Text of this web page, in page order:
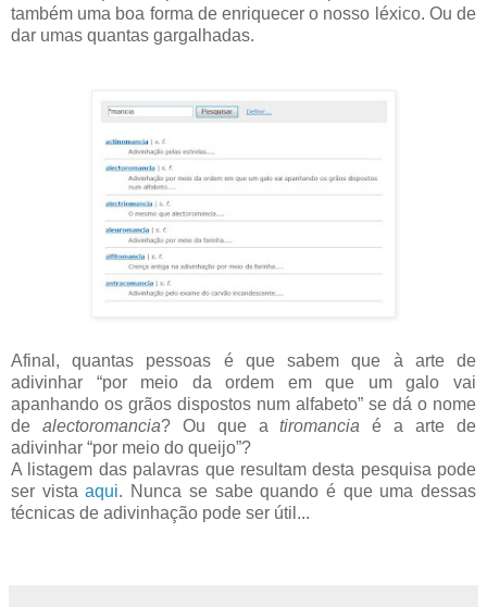
também uma boa forma de enriquecer o nosso léxico. Ou de
dar umas quantas gargalhadas.
Afinal, quantas pessoas é que sabem que à arte de
adivinhar “por meio da ordem em que um galo vai
apanhando os grãos dispostos num alfabeto” se dá o nome
de alectoromancia? Ou que atiromancia é a arte de
adivinhar “por meio do queijo”?
A listagem das palavras que resultam desta pesquisa pode
ser vistaaqui. Nunca se sabe quando é que uma dessas
técnicas de adivinhação pode ser útil...